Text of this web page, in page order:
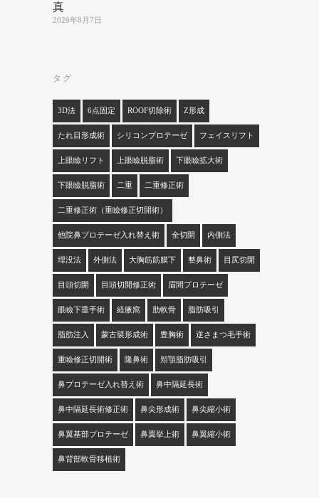
真
2026年8月7日
タグ
3D法 6点固定 ROOF切除術 Z形成
たれ目形成術 シリコンプロテーゼ フェイスリフト
上眼瞼リフト 上眼瞼脱脂術 下眼瞼拡大術
下眼瞼脱脂術 二重 二重修正術
二重修正術（重瞼修正切開術）
他院鼻プロテーゼ入れ替え術 全切開 内側法
埋没法 外側法 大胸筋筋膜下 整鼻術 目尻切開
目頭切開 目頭切開修正術 眉間プロテーゼ
眼瞼下垂手術 経腋窩 肋軟骨 脂肪吸引
脂肪注入 蒙古襞形成術 豊胸術 逆さまつ毛手術
重瞼修正切開術 隆鼻術 頬顎脂肪吸引
鼻プロテーゼ入れ替え術 鼻中隔延長術
鼻中隔延長術修正術 鼻尖形成術 鼻尖縮小術
鼻翼基部プロテーゼ 鼻翼挙上術 鼻翼縮小術
鼻背部軟骨移植術